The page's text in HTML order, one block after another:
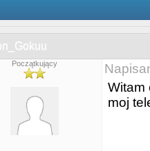
Początkujący
Witam
moj